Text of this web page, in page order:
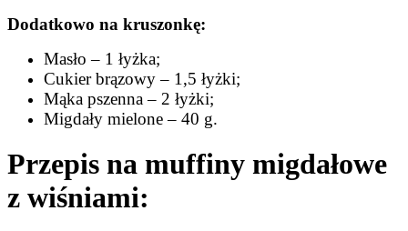
Dodatkowo na kruszonkę:
Masło – 1 łyżka;
Cukier brązowy – 1,5 łyżki;
Mąka pszenna – 2 łyżki;
Migdały mielone – 40 g.
Przepis na muffiny migdałowe
z wiśniami: